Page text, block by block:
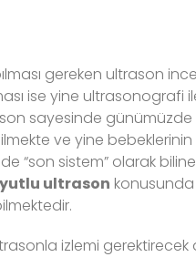
gereken ultrason
ise yine
sayesinde günümüzde
ve yine
“son sistem” olarak
ultrason konusunda
izlemi